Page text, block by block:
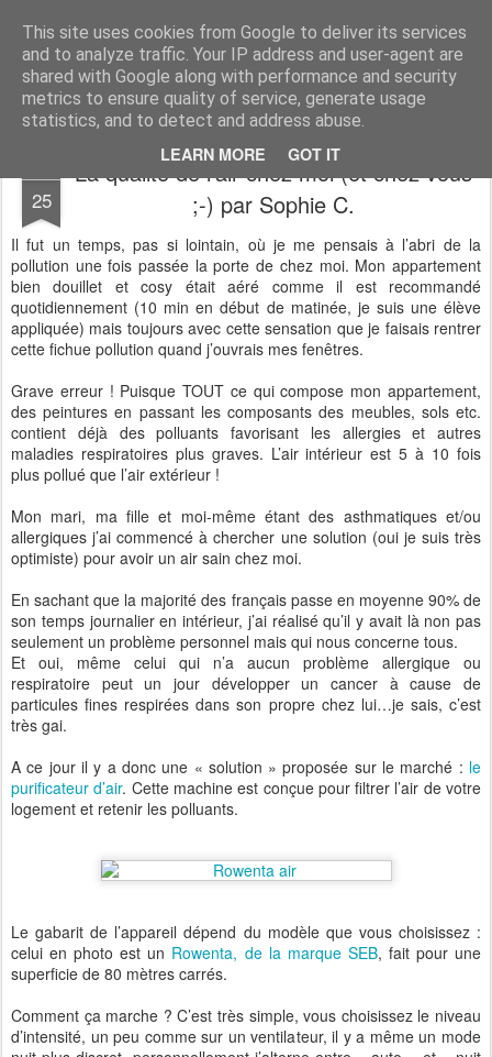
This site uses cookies from Google to deliver its services
and to analyze traffic. Your IP address and user-agent are
shared with Google along with performance and security
metrics to ensure quality of service, generate usage
statistics, and to detect and address abuse.
LEARN MORE GOT IT
Desperate Houseman : les pérégrinations d'un papa, mais pas que !
25
La qualité de l’air chez moi (et chez vous
;-) par Sophie C.
Il fut un temps, pas si lointain, où je me pensais à l’abri de la
pollution une fois passée la porte de chez moi. Mon appartement
bien douillet et cosy était aéré comme il est recommandé
quotidiennement (10 min en début de matinée, je suis une élève
appliquée) mais toujours avec cette sensation que je faisais rentrer
cette fichue pollution quand j’ouvrais mes fenêtres.
Grave erreur ! Puisque TOUT ce qui compose mon appartement,
des peintures en passant les composants des meubles, sols etc.
contient déjà des polluants favorisant les allergies et autres
maladies respiratoires plus graves. L’air intérieur est 5 à 10 fois
plus pollué que l’air extérieur !
Mon mari, ma fille et moi-même étant des asthmatiques et/ou
allergiques j’ai commencé à chercher une solution (oui je suis très
optimiste) pour avoir un air sain chez moi.
En sachant que la majorité des français passe en moyenne 90% de
son temps journalier en intérieur, j’ai réalisé qu’il y avait là non pas
seulement un problème personnel mais qui nous concerne tous.
Et oui, même celui qui n’a aucun problème allergique ou
respiratoire peut un jour développer un cancer à cause de
particules fines respirées dans son propre chez lui…je sais, c’est
très gai.
A ce jour il y a donc une « solution » proposée sur le marché : le
purificateur d’air. Cette machine est conçue pour filtrer l’air de votre
logement et retenir les polluants.
Le gabarit de l’appareil dépend du modèle que vous choisissez :
celui en photo est un Rowenta, de la marque SEB, fait pour une
superficie de 80 mètres carrés.
Comment ça marche ? C’est très simple, vous choisissez le niveau
d’intensité, un peu comme sur un ventilateur, il y a même un mode